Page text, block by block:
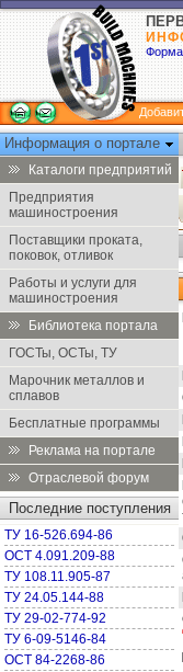
Форма
Информация о портале
Каталоги предприятий
Предприятия
машиностроения
Поставщики проката,
поковок, отливок
Работы и услуги для
машиностроения
Библиотека портала
ГОСТы, ОСТы, ТУ
Марочник металлов и
сплавов
Бесплатные программы
Реклама на портале
Отраслевой форум
Последние поступления
ТУ 16-526.694-86
ОСТ 4.091.209-88
ТУ 108.11.905-87
ТУ 24.05.144-88
ТУ 29-02-774-92
ТУ 6-09-5146-84
ОСТ 84-2268-86